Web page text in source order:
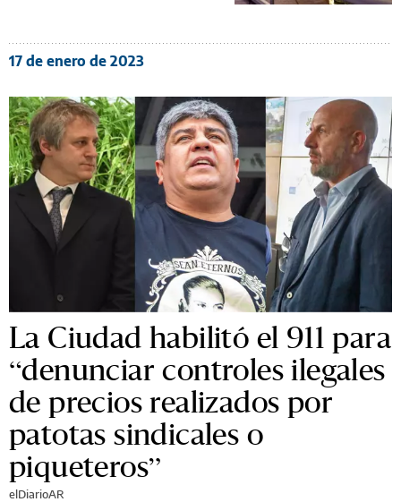
17 de enero de 2023
La Ciudad habilitó el 911 para
“denunciar controles ilegales
de precios realizados por
patotas sindicales o
piqueteros”
elDiarioAR